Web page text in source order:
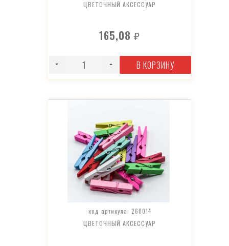
ЦВЕТОЧНЫЙ АКСЕССУАР
165,08₽
В КОРЗИНУ
код артикула: 260014
ЦВЕТОЧНЫЙ АКСЕССУАР